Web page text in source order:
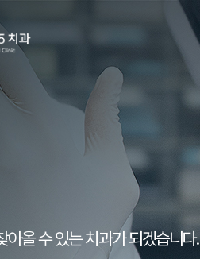
아올 수 있는 치과가 되겠습니다.